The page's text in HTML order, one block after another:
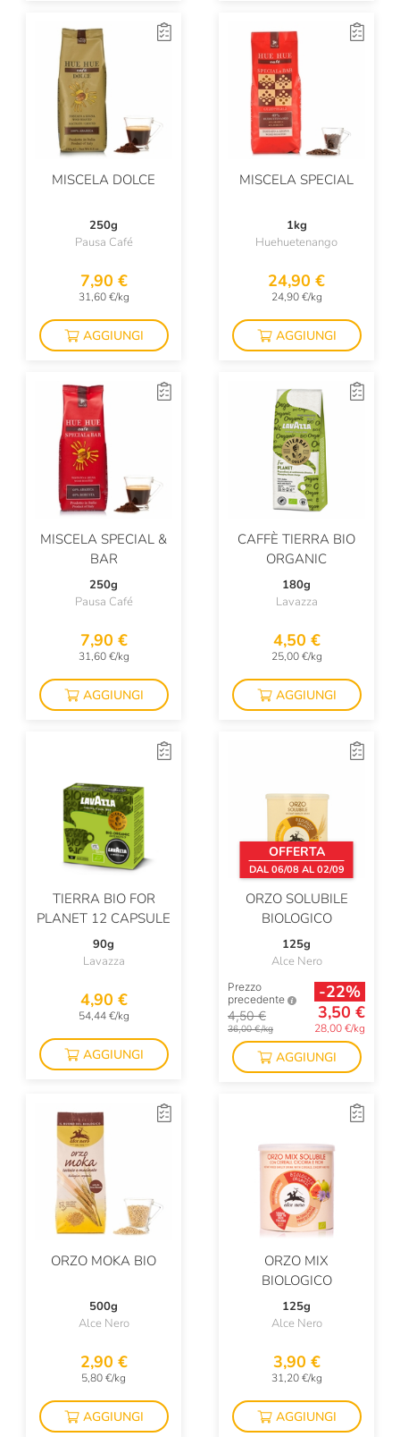
MISCELA DOLCE
250g
Pausa Café
7,90 €
31,60 €/kg
AGGIUNGI
MISCELA SPECIAL
1kg
Huehuetenango
24,90 €
24,90 €/kg
AGGIUNGI
MISCELA SPECIAL &
BAR
250g
Pausa Café
7,90 €
31,60 €/kg
AGGIUNGI
CAFFÈ TIERRA BIO
ORGANIC
180g
Lavazza
4,50 €
25,00 €/kg
AGGIUNGI
TIERRA BIO FOR
PLANET 12 CAPSULE
90g
Lavazza
4,90 €
54,44 €/kg
AGGIUNGI
OFFERTA
DAL 06/08 AL 02/09
ORZO SOLUBILE
BIOLOGICO
125g
Alce Nero
Prezzo
precedente
4,50 €
36,00 €/kg
-22%
3,50 €
28,00 €/kg
AGGIUNGI
ORZO MOKA BIO
500g
Alce Nero
2,90 €
5,80 €/kg
AGGIUNGI
ORZO MIX
BIOLOGICO
125g
Alce Nero
3,90 €
31,20 €/kg
AGGIUNGI